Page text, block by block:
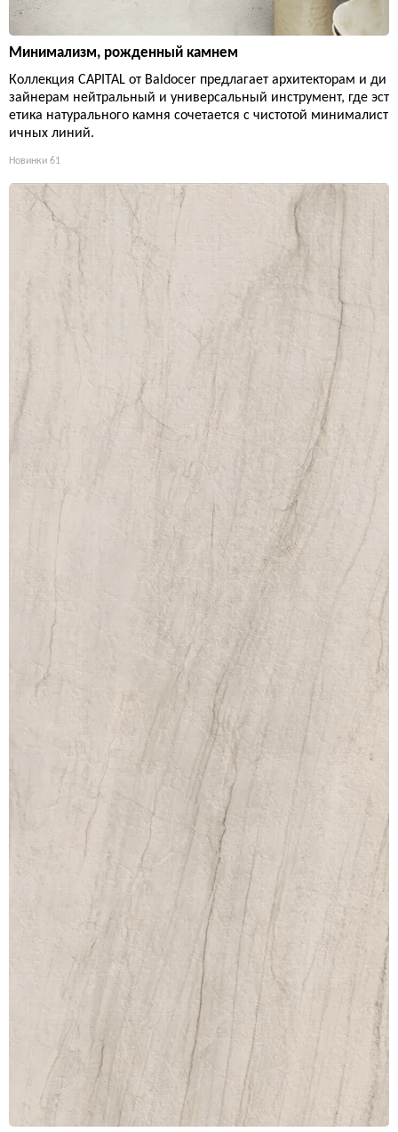
Минимализм, рожденный камнем
Коллекция CAPITAL от Baldocer предлагает архитекторам и ди
зайнерам нейтральный и универсальный инструмент, где эст
етика натурального камня сочетается с чистотой минималист
ичных линий.
Новинки 61